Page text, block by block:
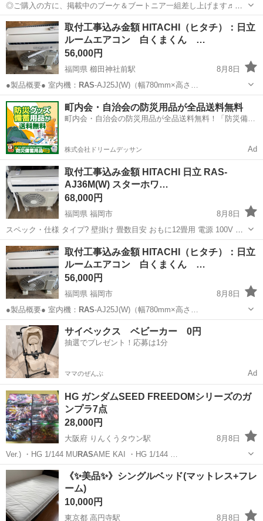
◎ご購入の方に、掲載中のブーケ＆ブートニア一組差し上げます♬︎𓂃
小物として、 花嫁の靴(24.5)・ティアラ・ネックレス・ピアス・ロン
ググローブ・ドレープ・ハンカチーフ・ドレスレース袖付いていま
す。 新郎はタキシード上...
静岡 御殿場市 富士岡駅 その他 タキシード
取付工事込み金額 HITACHI（ヒタチ）：日立
ルームエアコン 白くまくん …
56,000円
福岡県 櫛田神社前駅
8月8日
●製品概要● 室内機： RAS-AJ25J(W)（幅780mm×高さ…
福岡 福岡市 櫛田神社前駅 季節、空調家電 RAS
町内会・自治会の防災用品が全品送料無料
町内会・自治会の防災用品が全品送料無料！「防災備蓄
株式会社ドリームデッサン Ad
取付工事込み金額 HITACHI 日立 RAS-
AJ36M(W) スターホワ…
68,000円
福岡県 福岡市
8月8日
スペック・仕様 タイプ? 壁掛け 畳数目安 おもに12畳用 電源 100V 平
行型 外気温 50 ℃対応 年度モデル 2022年モデル 冷房対応畳数(目安)
冷房15畳まで (10～15畳) 冷房(木造和室目安) 10畳...
福岡 福岡市 季節、空調家電
取付工事込み金額 HITACHI（ヒタチ）：日立
ルームエアコン 白くまくん …
56,000円
福岡県 福岡市
8月8日
●製品概要● 室内機： RAS-AJ25J(W)（幅780mm×高さ…
福岡 福岡市 季節、空調家電 RAS
サイベックス ベビーカー 0円
抽選でプレゼント！応募は1分
ママのぜんぶ Ad
HG ガンダムSEED FREEDOMシリーズのガ
ンプラ7点
28,000円
大阪府 りんくうタウン駅
8月8日
Ver.) ・HG 1/144 MURASAME KAI ・HG 1/144 …
大阪 大阪市 りんくうタウン駅 模型、プラモデル
FREEDOM
《✨美品✨》シングルベッド(マットレス+フレ
ーム)
10,000円
東京都 高円寺駅 8月8日